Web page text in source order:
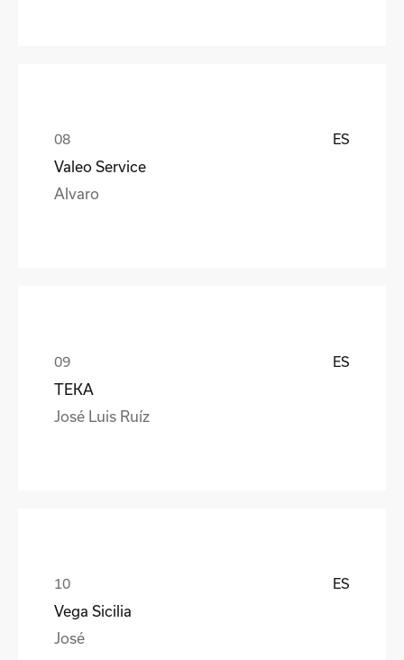
ES
Valeo Service
Alvaro
ES
TEKA
José Luis Ruíz
ES
Vega Sicilia
José